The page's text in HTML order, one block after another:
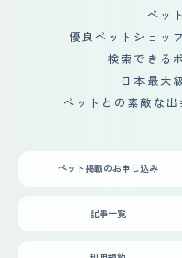
は、たまたまペットシ
シャワーを浴びたこと
ることに「だ、大丈夫
間ペットショップに通
前後は、もともといつ
で、本当に今でよいの
力や時間が私にはある
ペッ
優良ペットショッ
検索できる
日本最大
ペットとの素敵な出
ペット掲載のお申し込み
記事一覧